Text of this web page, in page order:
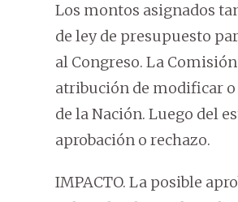
Los montos asignados
de ley de presupuesto
al Congreso. La
atribución de modificar o
de la Nación. Luego del
aprobación o rechazo.
IMPACTO. La posible